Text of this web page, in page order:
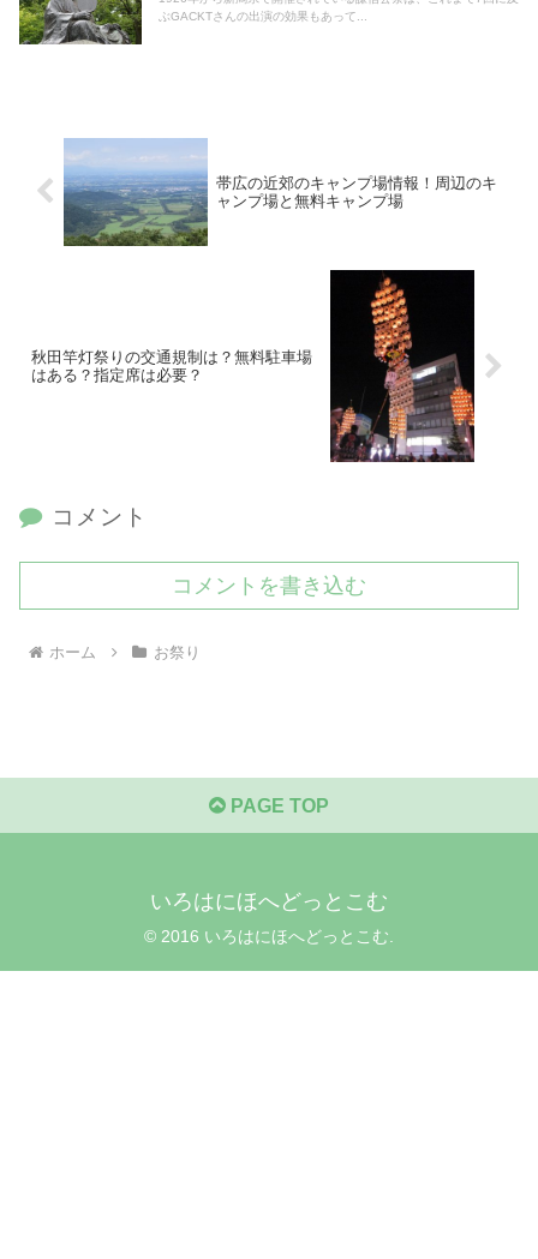
ぶGACKTさんの出演の効果もあって...
帯広の近郊のキャンプ場情報！周辺のキ
ャンプ場と無料キャンプ場
秋田竿灯祭りの交通規制は？無料駐車場
はある？指定席は必要？
コメント
コメントを書き込む
ホーム お祭り
PAGE TOP
いろはにほへどっとこむ
© 2016 いろはにほへどっとこむ.